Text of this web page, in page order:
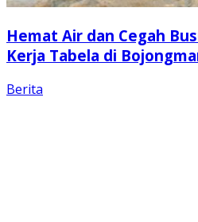
Hemat Air dan Cegah
Kerja Tabela di
Berita